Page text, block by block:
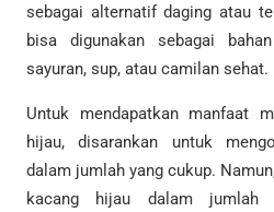
sebagai alternatif daging atau
bisa digunakan sebagai
sayuran, sup, atau camilan sehat.
Untuk mendapatkan manfaat
hijau, disarankan untuk
dalam jumlah yang cukup.
kacang hijau dalam jumlah